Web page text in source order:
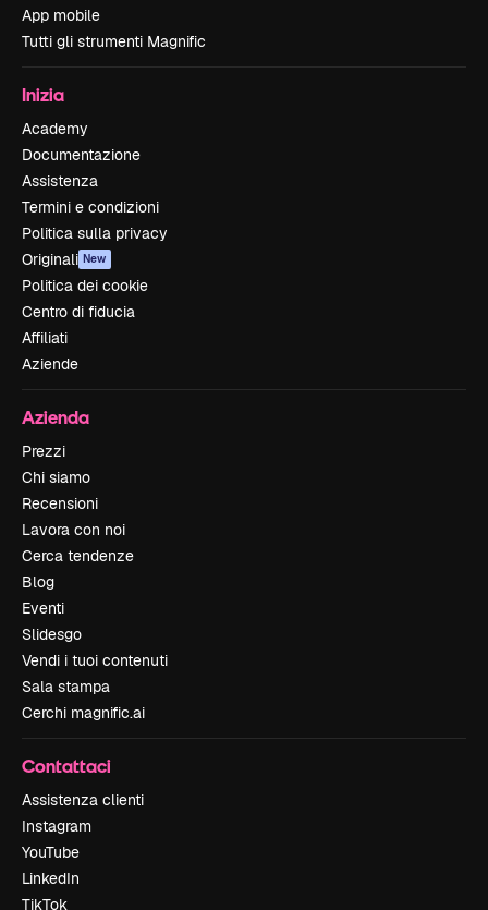
App mobile
Tutti gli strumenti Magnific
Inizia
Academy
Documentazione
Assistenza
Termini e condizioni
Politica sulla privacy
Originali New
Politica dei cookie
Centro di fiducia
Affiliati
Aziende
Azienda
Prezzi
Chi siamo
Recensioni
Lavora con noi
Cerca tendenze
Blog
Eventi
Slidesgo
Vendi i tuoi contenuti
Sala stampa
Cerchi magnific.ai
Contattaci
Assistenza clienti
Instagram
YouTube
LinkedIn
TikTok